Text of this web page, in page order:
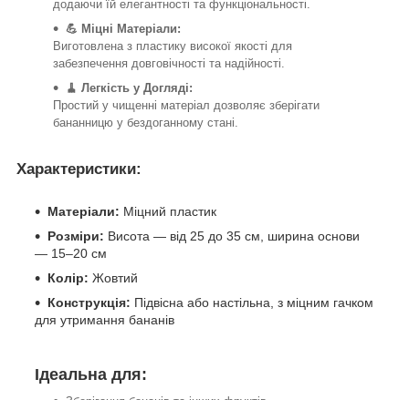
додаючи їй елегантності та функціональності.
💪 Міцні Матеріали:
Виготовлена з пластику високої якості для
забезпечення довговічності та надійності.
🧹 Легкість у Догляді:
Простий у чищенні матеріал дозволяє зберігати
бананницю у бездоганному стані.
Характеристики:
Матеріали: Міцний пластик
Розміри: Висота — від 25 до 35 см, ширина основи
— 15–20 см
Колір: Жовтий
Конструкція: Підвісна або настільна, з міцним гачком
для утримання бананів
Ідеальна для: